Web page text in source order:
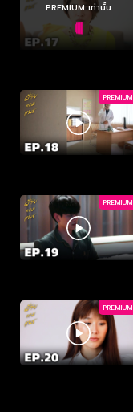
PREMIUM เท่านั้น
PREMIUM
PREMIUM
PREMIUM